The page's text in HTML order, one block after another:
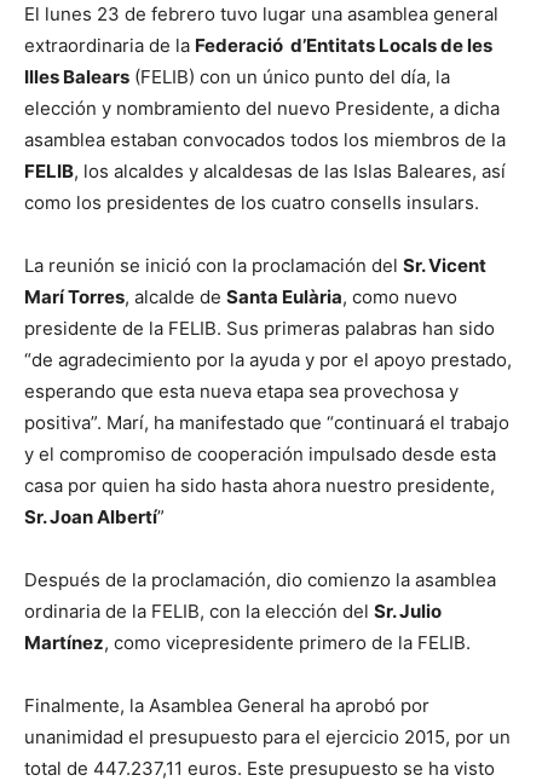
El lunes 23 de febrero tuvo lugar una asamblea general
extraordinaria de la Federació d’Entitats Locals de les
Illes Balears (FELIB) con un único punto del día, la
elección y nombramiento del nuevo Presidente, a dicha
asamblea estaban convocados todos los miembros de la
FELIB, los alcaldes y alcaldesas de las Islas Baleares, así
como los presidentes de los cuatro consells insulars.
La reunión se inició con la proclamación del Sr. Vicent
Marí Torres, alcalde de Santa Eulària, como nuevo
presidente de la FELIB. Sus primeras palabras han sido
“de agradecimiento por la ayuda y por el apoyo prestado,
esperando que esta nueva etapa sea provechosa y
positiva”. Marí, ha manifestado que “continuará el trabajo
y el compromiso de cooperación impulsado desde esta
casa por quien ha sido hasta ahora nuestro presidente,
Sr. Joan Albertí”
Después de la proclamación, dio comienzo la asamblea
ordinaria de la FELIB, con la elección del Sr. Julio
Martínez, como vicepresidente primero de la FELIB.
Finalmente, la Asamblea General ha aprobó por
unanimidad el presupuesto para el ejercicio 2015, por un
total de 447.237,11 euros. Este presupuesto se ha visto